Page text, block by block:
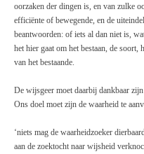
oorzaken der dingen is, en van zulke
efficiënte of bewegende, en de
beantwoorden: of iets al dan niet is,
het hier gaat om het bestaan, de
van het bestaande.
De wijsgeer moet daarbij dankbaar
Ons doel moet zijn de waarheid te
‘niets mag de waarheidzoeker
aan de zoektocht naar wijsheid